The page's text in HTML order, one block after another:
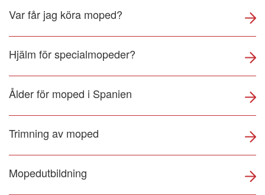
Var får jag köra moped?
Hjälm för specialmopeder?
Ålder för moped i Spanien
Trimning av moped
Mopedutbildning